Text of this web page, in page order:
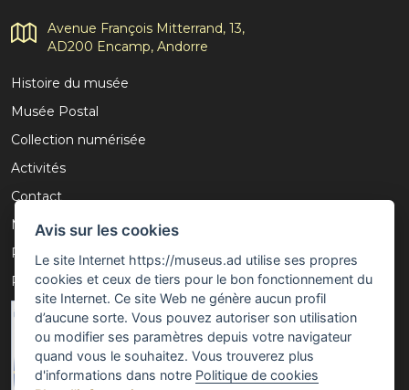
Avenue François Mitterrand, 13,
AD200 Encamp, Andorre
Histoire du musée
Musée Postal
Collection numérisée
Activités
Contact
Mention légale
Politique de confidentialité
Politique de cookies
Avis sur les cookies
Le site Internet https://museus.ad utilise ses propres
cookies et ceux de tiers pour le bon fonctionnement du
site Internet. Ce site Web ne génère aucun profil
d’aucune sorte. Vous pouvez autoriser son utilisation
ou modifier ses paramètres depuis votre navigateur
quand vous le souhaitez. Vous trouverez plus
d'informations dans notre Politique de cookies